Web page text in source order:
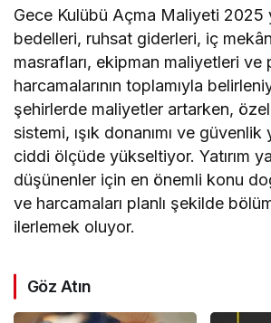
Gece Kulübü Açma Maliyeti 2025
bedelleri, ruhsat giderleri, iç
masrafları, ekipman maliyetleri ve
harcamalarının toplamıyla
şehirlerde maliyetler artarken,
sistemi, ışık donanımı ve güvenlik
ciddi ölçüde yükseltiyor. Yatırım
düşünenler için en önemli konu
ve harcamaları planlı şekilde
ilerlemek oluyor.
Göz Atın